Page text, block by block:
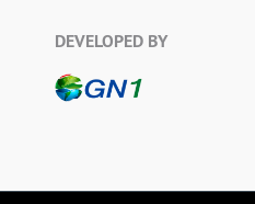
DEVELOPED BY